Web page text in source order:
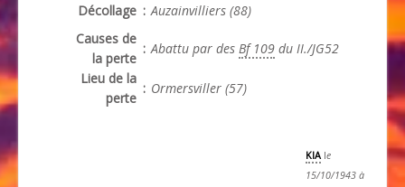
Décollage : Auzainvilliers (88)
Causes de
la perte
: Abattu par des Bf 109 du II./JG52
Lieu de la
perte
: Ormersviller (57)
KIA le
15/10/1943 à